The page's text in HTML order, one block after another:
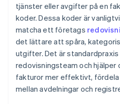
tjänster eller avgifter på en
koder. Dessa koder är
matcha ett företags
det lättare att spåra,
utgifter. Det är
redovisningsteam och hjälper
fakturor mer effektivt,
mellan avdelningar och